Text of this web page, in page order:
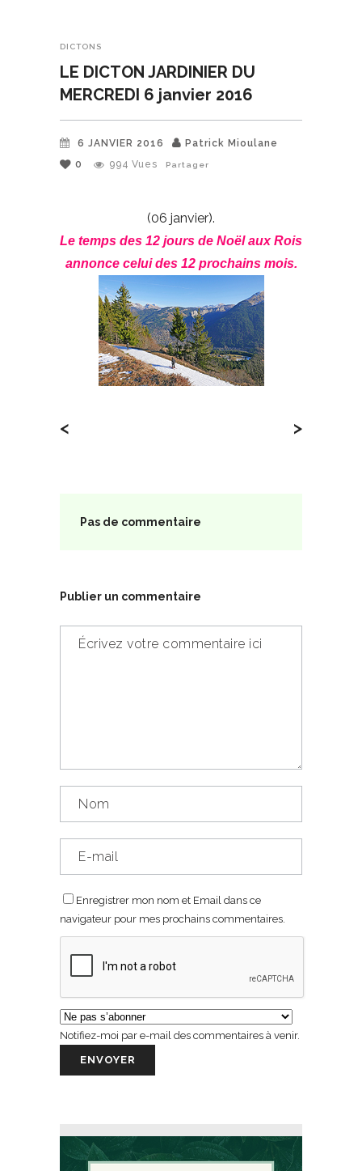
DICTONS
LE DICTON JARDINIER DU
MERCREDI 6 janvier 2016
6 JANVIER 2016
Patrick Mioulane
0
994 Vues Partager
(06 janvier).
Le temps des 12 jours de Noël aux Rois
annonce celui des 12 prochains mois.
< >
Pas de commentaire
Publier un commentaire
Enregistrer mon nom et Email dans ce
navigateur pour mes prochains commentaires.
Notifiez-moi par e-mail des commentaires à venir.